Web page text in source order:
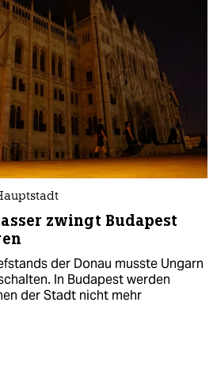
zwingt Budapest
der Donau musste Ungarn
In Budapest werden
der Stadt nicht mehr